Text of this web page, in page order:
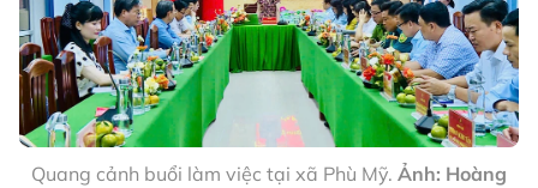
Quang cảnh buổi làm việc tại xã Phù Mỹ. Ảnh: Hoàng